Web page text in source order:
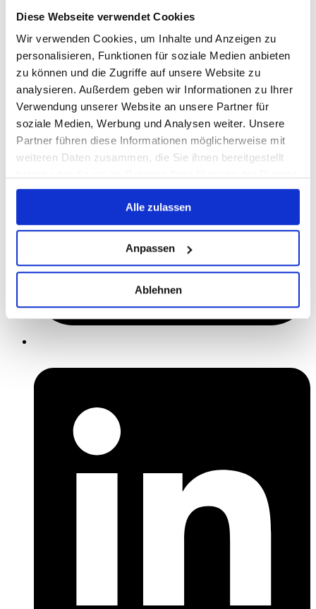
Diese Webseite verwendet Cookies
Wir verwenden Cookies, um Inhalte und Anzeigen zu
personalisieren, Funktionen für soziale Medien anbieten
zu können und die Zugriffe auf unsere Website zu
analysieren. Außerdem geben wir Informationen zu Ihrer
Verwendung unserer Website an unsere Partner für
soziale Medien, Werbung und Analysen weiter. Unsere
Partner führen diese Informationen möglicherweise mit
weiteren Daten zusammen, die Sie ihnen bereitgestellt
gesammelt haben.
Alle zulassen
Anpassen
Ablehnen